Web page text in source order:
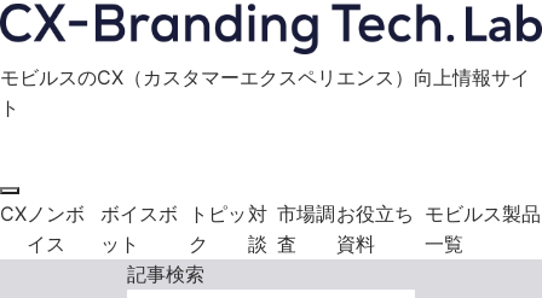
モビルスのCX（カスタマーエクスペリエンス）向上情報サイ
ト
CX ノンボ
イス
ボイスボ
ット
トピッ
ク
対
談
市場調
査
お役立ち
資料
モビルス製品
一覧
記事検索